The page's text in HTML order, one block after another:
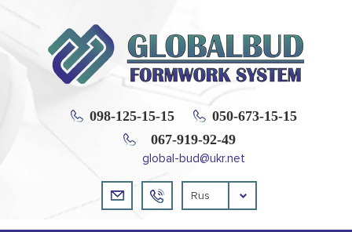
098-125-15-15
050-673-15-15
067-919-92-49
global-bud@ukr.net
Rus